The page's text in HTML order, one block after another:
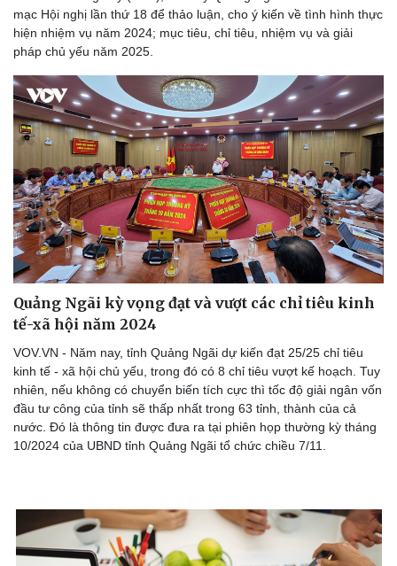
Sức khỏe
Dinh dưỡng - món ngon
Cây thuốc
Làm đẹp - giảm cân
Phòng mạch online
Ăn sạch sống khỏe
Đời sống
Nhà đẹp
Blog
mạc Hội nghị lần thứ 18 để thảo luận, cho ý kiến về tình hình thực
hiện nhiệm vụ năm 2024; mục tiêu, chỉ tiêu, nhiệm vụ và giải
pháp chủ yếu năm 2025.
Quảng Ngãi kỳ vọng đạt và vượt các chỉ tiêu kinh
tế-xã hội năm 2024
VOV.VN - Năm nay, tỉnh Quảng Ngãi dự kiến đạt 25/25 chỉ tiêu
kinh tế - xã hội chủ yếu, trong đó có 8 chỉ tiêu vượt kế hoạch. Tuy
nhiên, nếu không có chuyển biến tích cực thì tốc độ giải ngân vốn
đầu tư công của tỉnh sẽ thấp nhất trong 63 tỉnh, thành của cả
nước. Đó là thông tin được đưa ra tại phiên họp thường kỳ tháng
10/2024 của UBND tỉnh Quảng Ngãi tổ chức chiều 7/11.